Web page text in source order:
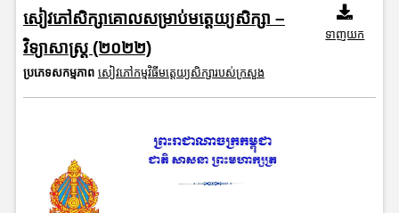
សៀវភៅសិក្សាគោលសម្រាប់មត្តេយ្យសិក្សា –
វិទ្យាសាស្ត្រ (២០២២)
ប្រភេទសកម្មភាព សៀវភៅកម្មវិធីមត្តេយ្យសិក្សារបស់ក្រសួង
ទាញយក